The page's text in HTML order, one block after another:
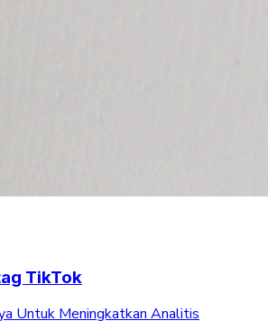
TikTok
Untuk Meningkatkan Analitis